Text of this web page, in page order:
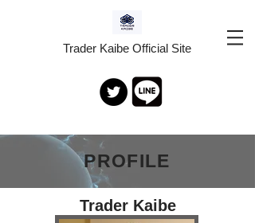
Trader Kaibe Official Site
​PROFILE
​Trader Kaibe